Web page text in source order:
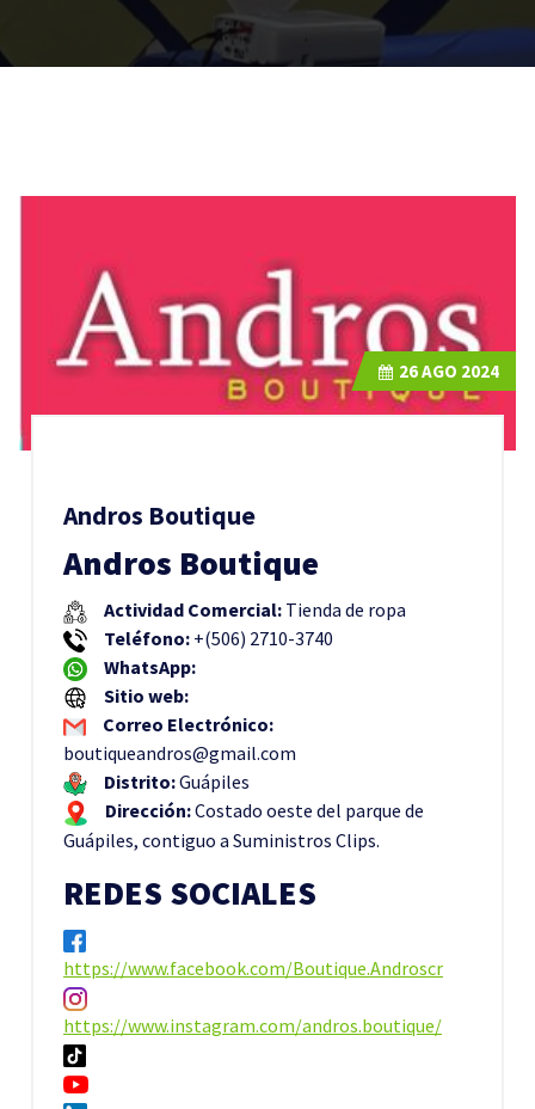
Andros Boutique
26AGO 2024
Andros Boutique
Actividad Comercial: Tienda de ropa
Teléfono: +(506) 2710-3740
WhatsApp:
Sitio web:
Correo Electrónico:
boutiqueandros@gmail.com
Distrito:Guápiles
Dirección:Costado oeste del parque de
Guápiles, contiguo a Suministros Clips.
REDES SOCIALES
https://www.facebook.com/Boutique.Androscr
https://www.instagram.com/andros.boutique/